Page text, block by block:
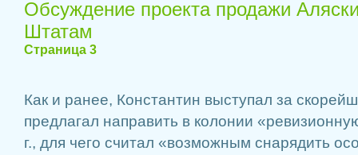
Обсуждение проекта продажи
Штатам
Страница 3
Как и ранее, Константин выступал за
предлагал направить в колонии
г., для чего считал «возможным снарядить